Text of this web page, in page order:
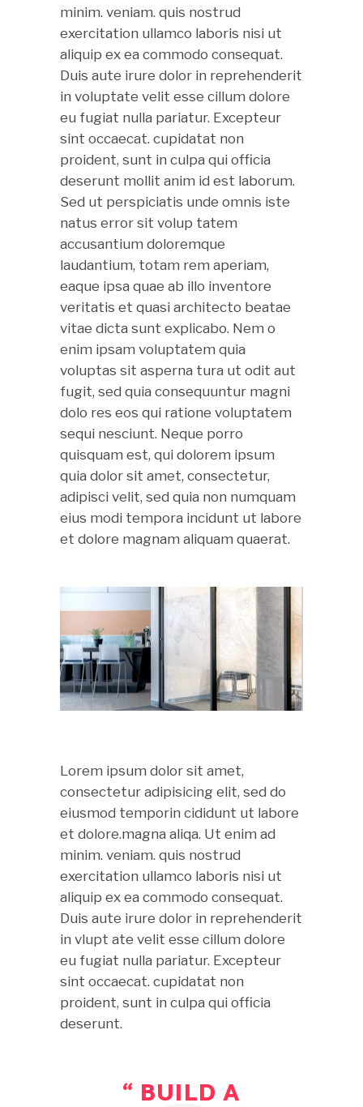
minim. veniam. quis nostrud
exercitation ullamco laboris nisi ut
aliquip ex ea commodo consequat.
Duis aute irure dolor in reprehenderit
in voluptate velit esse cillum dolore
eu fugiat nulla pariatur. Excepteur
sint occaecat. cupidatat non
proident, sunt in culpa qui officia
deserunt mollit anim id est laborum.
Sed ut perspiciatis unde omnis iste
natus error sit volup tatem
accusantium doloremque
laudantium, totam rem aperiam,
eaque ipsa quae ab illo inventore
veritatis et quasi architecto beatae
vitae dicta sunt explicabo. Nem o
enim ipsam voluptatem quia
voluptas sit asperna tura ut odit aut
fugit, sed quia consequuntur magni
dolo res eos qui ratione voluptatem
sequi nesciunt. Neque porro
quisquam est, qui dolorem ipsum
quia dolor sit amet, consectetur,
adipisci velit, sed quia non numquam
eius modi tempora incidunt ut labore
et dolore magnam aliquam quaerat.
Lorem ipsum dolor sit amet,
consectetur adipisicing elit, sed do
eiusmod temporin cididunt ut labore
et dolore.magna aliqa. Ut enim ad
minim. veniam. quis nostrud
exercitation ullamco laboris nisi ut
aliquip ex ea commodo consequat.
Duis aute irure dolor in reprehenderit
in vlupt ate velit esse cillum dolore
eu fugiat nulla pariatur. Excepteur
sint occaecat. cupidatat non
proident, sunt in culpa qui officia
deserunt.
“ BUILD A